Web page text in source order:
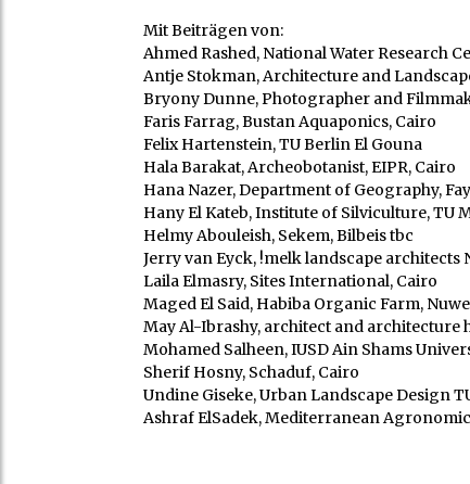
Mit Beiträgen von:
Ahmed Rashed, National Water Research
Antje Stokman, Architecture and
Bryony Dunne, Photographer and
Faris Farrag, Bustan Aquaponics, Cairo
Felix Hartenstein, TU Berlin El Gouna
Hala Barakat, Archeobotanist, EIPR, Cairo
Hana Nazer, Department of Geography,
Hany El Kateb, Institute of Silviculture, TU
Helmy Abouleish, Sekem, Bilbeis tbc
Jerry van Eyck, !melk landscape architects
Laila Elmasry, Sites International, Cairo
Maged El Said, Habiba Organic Farm,
May Al-Ibrashy, architect and architecture
Mohamed Salheen, IUSD Ain Shams
Sherif Hosny, Schaduf, Cairo
Undine Giseke, Urban Landscape Design
Ashraf ElSadek, Mediterranean